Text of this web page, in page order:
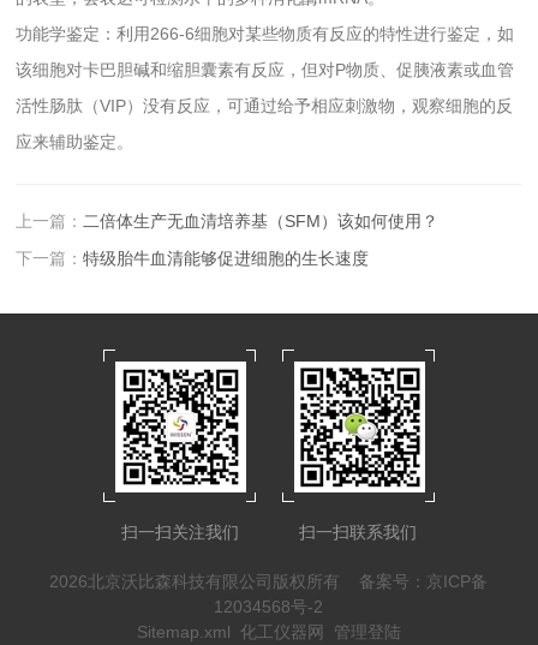
功能学鉴定：利用266-6细胞对某些物质有反应的特性进行鉴定，如
该细胞对卡巴胆碱和缩胆囊素有反应，但对P物质、促胰液素或血管
活性肠肽（VIP）没有反应，可通过给予相应刺激物，观察细胞的反
应来辅助鉴定。
上一篇： 二倍体生产无血清培养基（SFM）该如何使用？
下一篇：特级胎牛血清能够促进细胞的生长速度
扫一扫关注我们 扫一扫联系我们
2026北京沃比森科技有限公司版权所有 备案号：京ICP备
12034568号-2
Sitemap.xml 化工仪器网 管理登陆